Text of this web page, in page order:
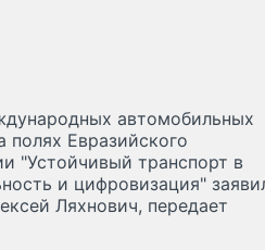
автомобильных
полях Евразийского
"Устойчивый транспорт в
и цифровизация"
Ляхнович, передает